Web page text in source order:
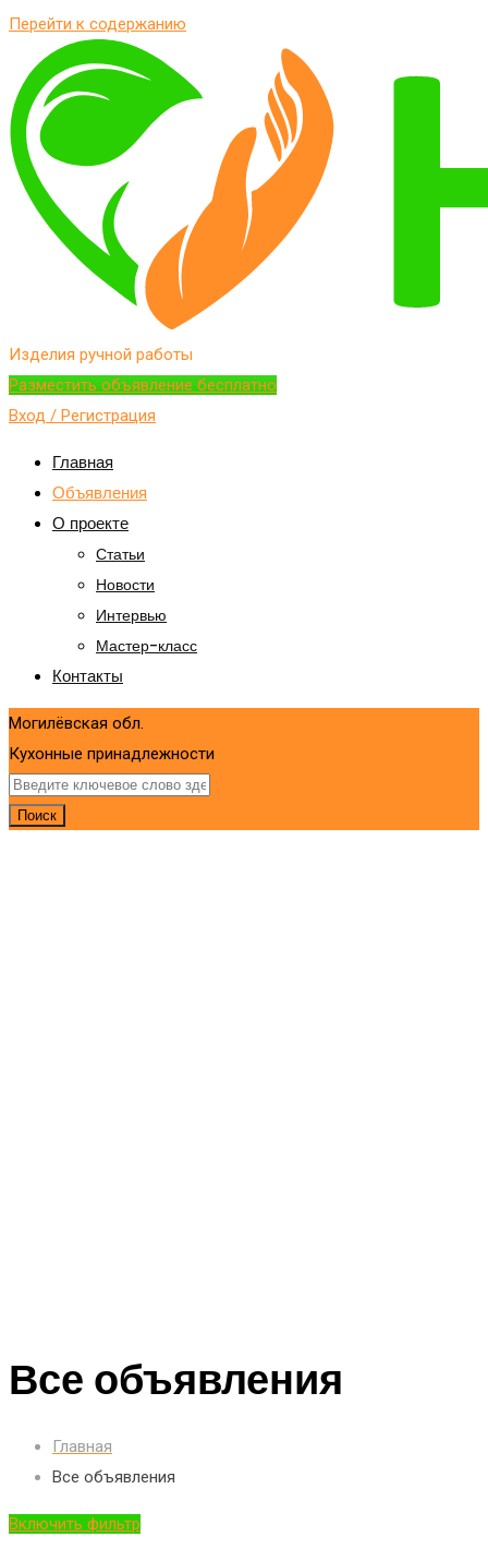
Перейти к содержанию
Изделия ручной работы
Разместить объявление бесплатно
Вход / Регистрация
Главная
Объявления
О проекте
Статьи
Новости
Интервью
Мастер-класс
Контакты
Могилёвская обл.
Кухонные принадлежности
Поиск
Все объявления
Главная
Все объявления
Включить фильтр